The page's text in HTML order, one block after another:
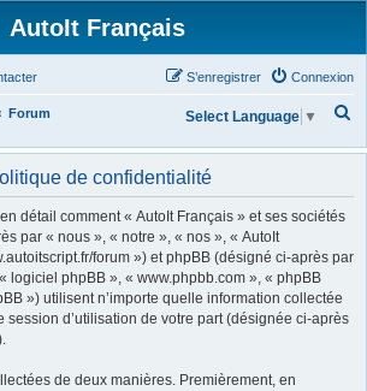
AutoIt Français
Connexion
S’enregistrer
Forum
h
r
Select Language ▼
de confidentialité
détail comment « AutoIt Français » et ses sociétés
par « nous », « notre », « nos », « AutoIt
forum ») et phpBB (désigné ci-après par
logiciel phpBB », « www.phpbb.com », « phpBB
») utilisent n’importe quelle information collectée
session d’utilisation de votre part (désignée ci-après
de deux manières. Premièrement, en